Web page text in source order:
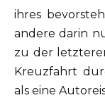
ihres
andere darin
zu der
Kreuzfahrt
als eine